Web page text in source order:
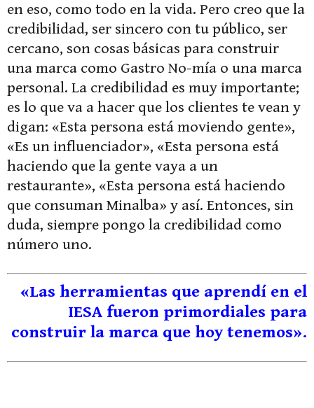
en eso, como todo en la vida. Pero creo que la
credibilidad, ser sincero con tu público, ser
cercano, son cosas básicas para construir
una marca como Gastro No-mía o una marca
personal. La credibilidad es muy importante;
es lo que va a hacer que los clientes te vean y
digan: «Esta persona está moviendo gente»,
«Es un influenciador», «Esta persona está
haciendo que la gente vaya a un
restaurante», «Esta persona está haciendo
que consuman Minalba» y así. Entonces, sin
duda, siempre pongo la credibilidad como
número uno.
«Las herramientas que aprendí en el
IESA fueron primordiales para
construir la marca que hoy tenemos».